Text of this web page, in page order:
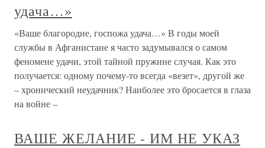
удача…»
«Ваше благородие, госпожа удача…» В годы моей
службы в Афганистане я часто задумывался о самом
феномене удачи, этой тайной пружине случая. Как это
получается: одному почему-то всегда «везет», другой же
– хронический неудачник? Наиболее это бросается в глаза
на войне –
ВАШЕ ЖЕЛАНИЕ - ИМ НЕ УКАЗ